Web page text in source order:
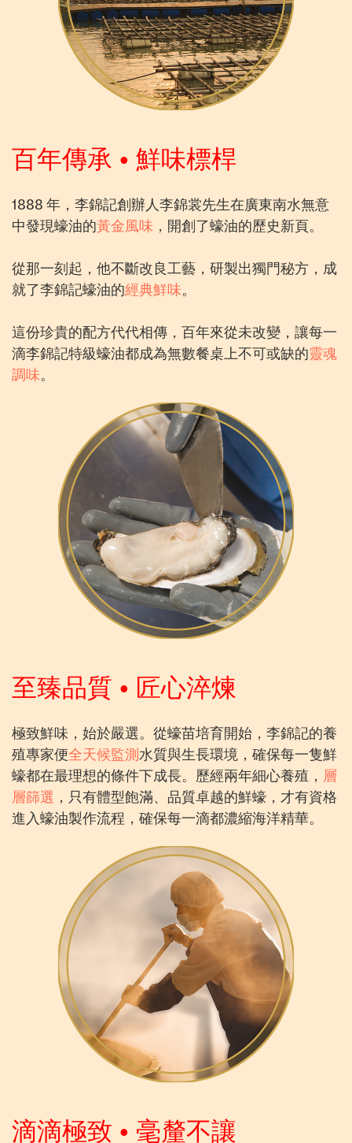
百年傳承 • 鮮味標桿
1888 年，李錦記創辦人李錦裳先生在廣東南水無意
中發現蠔油的黃金風味 ，開創了蠔油的歷史新頁。
從那一刻起，他不斷改良工藝，研製出獨門秘方，成
就了李錦記蠔油的經典鮮味。
這份珍貴的配方代代相傳，百年來從未改變，讓每一
滴李錦記特級蠔油都成為無數餐桌上不可或缺的靈魂
調味。
至臻品質 • 匠心淬煉
極致鮮味，始於嚴選。從蠔苗培育開始，李錦記的養
殖專家便全天候監測 水質與生長環境，確保每一隻鮮
蠔都在最理想的條件下成長。歷經兩年細心養殖， 層
層篩選 ，只有體型飽滿、品質卓越的鮮蠔，才有資格
進入蠔油製作流程，確保每一滴都濃縮海洋精華。
滴滴極致 • 毫釐不讓